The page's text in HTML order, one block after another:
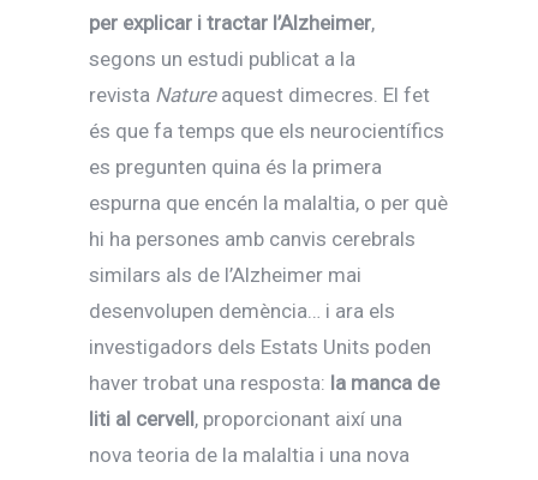
per explicar i tractar l’Alzheimer,
segons un estudi publicat a la
revista Natureaquest dimecres. El fet
és que fa temps que els neurocientífics
es pregunten quina és la primera
espurna que encén la malaltia, o per què
hi ha persones amb canvis cerebrals
similars als de l’Alzheimer mai
desenvolupen demència… i ara els
investigadors dels Estats Units poden
haver trobat una resposta: la manca de
liti al cervell, proporcionant així una
nova teoria de la malaltia i una nova